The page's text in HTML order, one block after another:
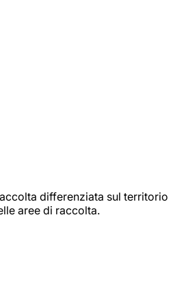
differenziata sul territorio
aree di raccolta.